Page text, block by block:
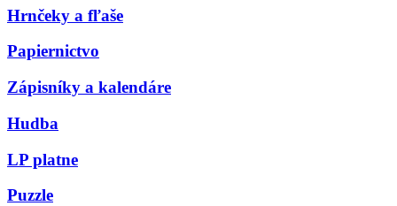
Hrnčeky a fľaše
Papiernictvo
Zápisníky a kalendáre
Hudba
LP platne
Puzzle